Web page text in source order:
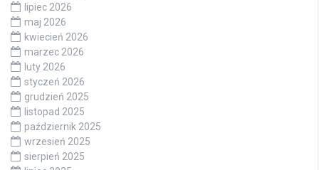
lipiec 2026
maj 2026
kwiecień 2026
marzec 2026
luty 2026
styczeń 2026
grudzień 2025
listopad 2025
październik 2025
wrzesień 2025
sierpień 2025